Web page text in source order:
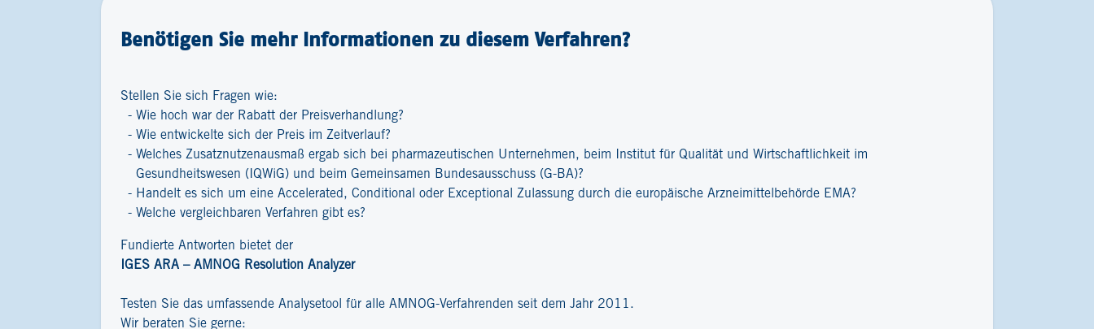
Benötigen Sie mehr Informationen zu diesem Verfahren?
Stellen Sie sich Fragen wie:
Wie hoch war der Rabatt der Preisverhandlung?
Wie entwickelte sich der Preis im Zeitverlauf?
Welches Zusatznutzenausmaß ergab sich bei pharmazeutischen Unternehmen, beim Institut für Qualität und Wirtschaftlichkeit im
Gesundheitswesen (IQWiG) und beim Gemeinsamen Bundesausschuss (G-BA)?
Handelt es sich um eine Accelerated, Conditional oder Exceptional Zulassung durch die europäische Arzneimittelbehörde EMA?
Welche vergleichbaren Verfahren gibt es?
Fundierte Antworten bietet der
IGES ARA – AMNOG Resolution Analyzer
Testen Sie das umfassende Analysetool für alle AMNOG-Verfahrenden seit dem Jahr 2011.
Wir beraten Sie gerne: